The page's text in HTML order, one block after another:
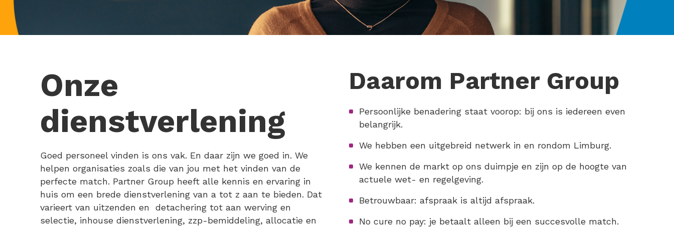
Onze
dienstverlening
Goed personeel vinden is ons vak. En daar zijn we goed in. We
helpen organisaties zoals die van jou met het vinden van de
perfecte match. Partner Group heeft alle kennis en ervaring in
huis om een brede dienstverlening van a tot z aan te bieden. Dat
varieert van uitzenden en detachering tot aan werving en
selectie, inhouse dienstverlening, zzp-bemiddeling, allocatie en
Daarom Partner Group
Persoonlijke benadering staat voorop: bij ons is iedereen even
belangrijk.
We hebben een uitgebreid netwerk in en rondom Limburg.
We kennen de markt op ons duimpje en zijn op de hoogte van
actuele wet- en regelgeving.
Betrouwbaar: afspraak is altijd afspraak.
No cure no pay: je betaalt alleen bij een succesvolle match.